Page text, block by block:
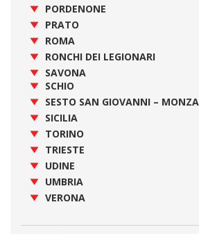
PORDENONE
PRATO
ROMA
RONCHI DEI LEGIONARI
SAVONA
SCHIO
SESTO SAN GIOVANNI – MONZA
SICILIA
TORINO
TRIESTE
UDINE
UMBRIA
VERONA